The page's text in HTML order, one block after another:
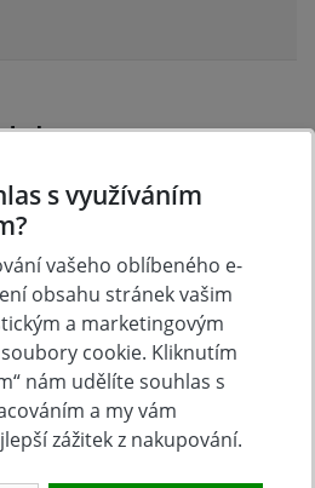
produktu a pomožte tak
s využíváním
vašeho oblíbeného e-
obsahu stránek vašim
a marketingovým
cookie. Kliknutím
nám udělíte souhlas s
a my vám
zážitek z nakupování.